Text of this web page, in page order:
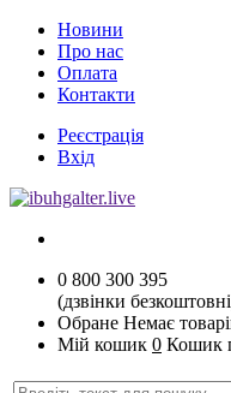
Новини
Про нас
Оплата
Контакти
Реєстрація
Вхід
0 800 300 395
(дзвінки
Обране Немає
Мій кошик 0 Кошик